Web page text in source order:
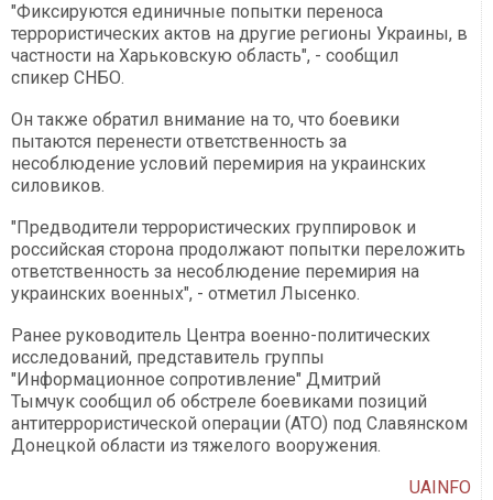
"Фиксируются единичные попытки переноса
террористических актов на другие регионы Украины, в
частности на Харьковскую область", - сообщил
спикер СНБО.
Он также обратил внимание на то, что боевики
пытаются перенести ответственность за
несоблюдение условий перемирия на украинских
силовиков.
"Предводители террористических группировок и
российская сторона продолжают попытки переложить
ответственность за несоблюдение перемирия на
украинских военных", - отметил Лысенко.
Ранее руководитель Центра военно-политических
исследований, представитель группы
"Информационное сопротивление" Дмитрий
Тымчук сообщил об обстреле боевиками позиций
антитеррористической операции (АТО) под Славянском
Донецкой области из тяжелого вооружения.
UAINFO